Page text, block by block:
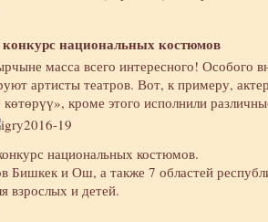
национальных костюмов
масса всего интересного! Особого
артисты театров. Вот, к примеру,
кроме этого исполнили
национальных костюмов.
Бишкек и Ош, а также 7 областей
взрослых и детей.